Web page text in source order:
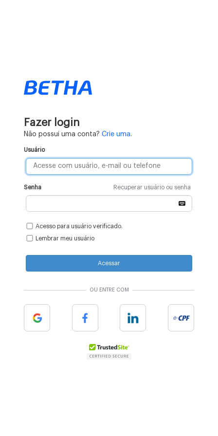
Fazer login
Não possui uma conta? Crie uma.
Usuário
Senha Recuperar usuário ou senha
Acesso para usuário verificado.
Lembrar meu usuário
Acessar
OU ENTRE COM